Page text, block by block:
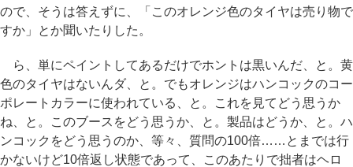
ので、そうは答えずに、「このオレンジ色のタイヤは売り物で
すか」とか聞いたりした。
ら、単にペイントしてあるだけでホントは黒いんだ、と。黄
色のタイヤはないんダ、と。でもオレンジはハンコックのコー
ポレートカラーに使われている、と。これを見てどう思うか
ね、と。このブースをどう思うか、と。製品はどうか、と。ハ
ンコックをどう思うのか、等々、質問の100倍……とまでは行
かないけど10倍返し状態であって、このあたりで拙者はヘロ